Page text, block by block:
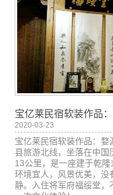
宝亿莱民宿软装作品
2020-03-23
宝亿莱民宿软装作品：
县旅游北线，坐落在中
13公里，是一座建于乾
环境宜人，风景优美，没
静。入住将军府福绥堂，